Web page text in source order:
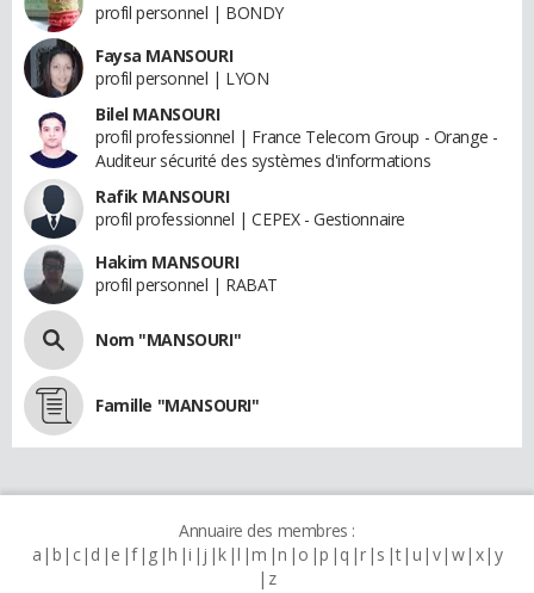
profil personnel | BONDY
Faysa MANSOURI
profil personnel | LYON
Bilel MANSOURI
profil professionnel | France Telecom Group - Orange -
Auditeur sécurité des systèmes d'informations
Rafik MANSOURI
profil professionnel | CEPEX - Gestionnaire
Hakim MANSOURI
profil personnel | RABAT
Nom "MANSOURI"
Famille "MANSOURI"
Annuaire des membres :
a b c d e f g h i j k l m n o p q r s t u v w x y
z